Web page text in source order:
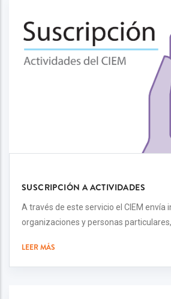
SUSCRIPCIÓN A ACTIVIDADES
A través de este servicio el CIEM envía
organizaciones y personas
LEER MÁS